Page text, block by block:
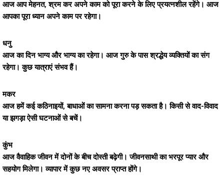
आज आप मेहनत, श्रम कर अपने काम को पूरा करने के लिए प्रयत्नशील रहेंगे। आज
आपका पूरा ध्यान अपने काम पर रहेगा।
धनु
आज का दिन भाग्य और भाग्य का रहेगा। आज गुरु के पास श्रद्धेय व्यक्तियों का संग
रहेगा। कुछ यात्राएं संभव हैं।
मकर
आज हमें कई कठिनाइयों, बाधाओं का सामना करना पड़ सकता है। किसी से वाद-विवाद
या झगड़ा ऐसी घटनाओं से बचें।
कुंभ
आज वैवाहिक जीवन में दोनों के बीच दोस्ती बढ़ेगी। जीवनसाथी का भरपूर प्यार और
सहयोग मिलेगा। व्यापार में कुछ नए अवसर प्राप्त होंगे।